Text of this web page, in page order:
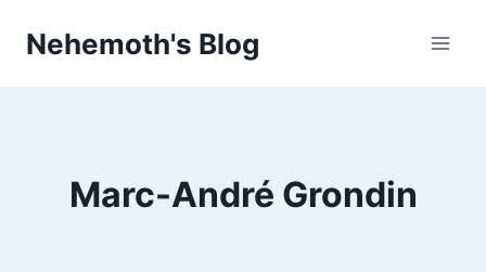
Nehemoth's Blog
Marc-André Grondin